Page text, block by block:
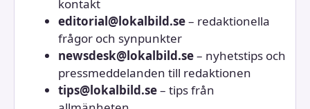
kontakt
editorial@lokalbild.se– redaktionella
frågor och synpunkter
newsdesk@lokalbild.se– nyhetstips och
pressmeddelanden till redaktionen
tips@lokalbild.se– tips från